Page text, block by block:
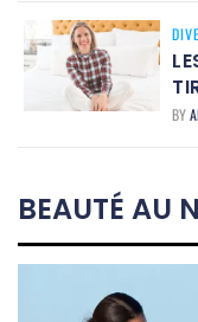
BY
BEAUTÉ AU